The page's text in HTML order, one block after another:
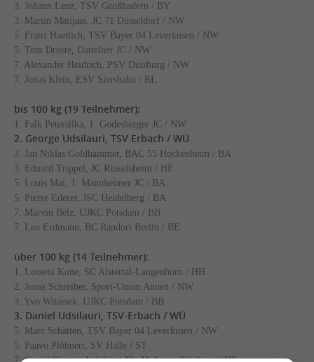
3. Johann Lenz, TSV Großhadern / BY
3. Martin Matijass, JC 71 Düsseldorf / NW
5. Franz Haettich, TSV Bayer 04 Leverkusen / NW
5. Tom Droste, Dattelner JC / NW
7. Alexander Heidrich, PSV Duisburg / NW
7. Jonas Klein, ESV Siershahn / RL
bis 100 kg (19 Teilnehmer):
1. Falk Petersilka, 1. Godesberger JC / NW
2. George Udsilauri, TSV Erbach / WÜ
3. Jan Niklas Goldhammer, BAC 55 Hockenheim / BA
3. Eduard Trippel, JC Rüsselsheim / HE
5. Louis Mai, 1. Mannheimer JC / BA
5. Pierre Ederer, JSC Heidelberg / BA
7. Marvin Belz, UJKC Potsdam / BB
7. Leo Erdmann, BC Randori Berlin / BE
über 100 kg (14 Teilnehmer):
1. Losseni Kone, SC Alstertal-Langenhorn / HH
2. Jonas Schreiber, Sport-Union Annen / NW
3. Yvo Witassek, UJKC Potsdam / BB
3. Daniel Udsilauri, TSV-Erbach / WÜ
5. Marc Schatten, TSV Bayer 04 Leverkusen / NW
5. Paavo Plöhnert, SV Halle / ST